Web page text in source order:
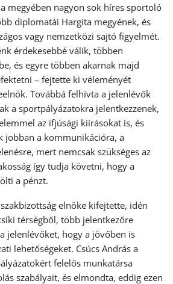
megyében nagyon sok híres sportoló
diplomatái Hargita megyének, és
vagy nemzetközi sajtó figyelmét.
érdekesebbé válik, többen
és egyre többen akarnak majd
– fejtette ki véleményét
Továbbá felhívta a jelenlévők
a sportpályázatokra jelentkezzenek,
az ifjúsági kiírásokat is, és
jobban a kommunikációra, a
mert nemcsak szükséges az
így tudja követni, hogy a
a pénzt.
elnöke kifejtette, idén
térségből, több jelentkezőre
jelenlévőket, hogy a jövőben is
lehetőségeket. Csúcs András a
felelős munkatársa
szabályait, és elmondta, eddig ezen